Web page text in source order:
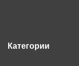
Категории